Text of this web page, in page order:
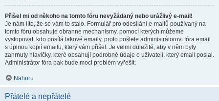
Přišel mi od někoho na tomto fóru nevyžádaný nebo urážlivý e-mail!
Je nám líto, že se vám to stalo. Formulář pro odesílání e-mailů používaný na
tomto fóru obsahuje obranné mechanismy, pomocí kterých můžeme
vystopovat, kdo posílá takové emaily, proto pošlete administrátorovi fóra email
s úplnou kopií emailu, který vám přišel. Je velmi důležité, aby v něm byly
zahrnuty hlavičky, které obsahují podrobné údaje o uživateli, který email poslal.
Administrátor fóra pak bude moci problém vyřešit.
Nahoru
Přátelé a nepřátelé